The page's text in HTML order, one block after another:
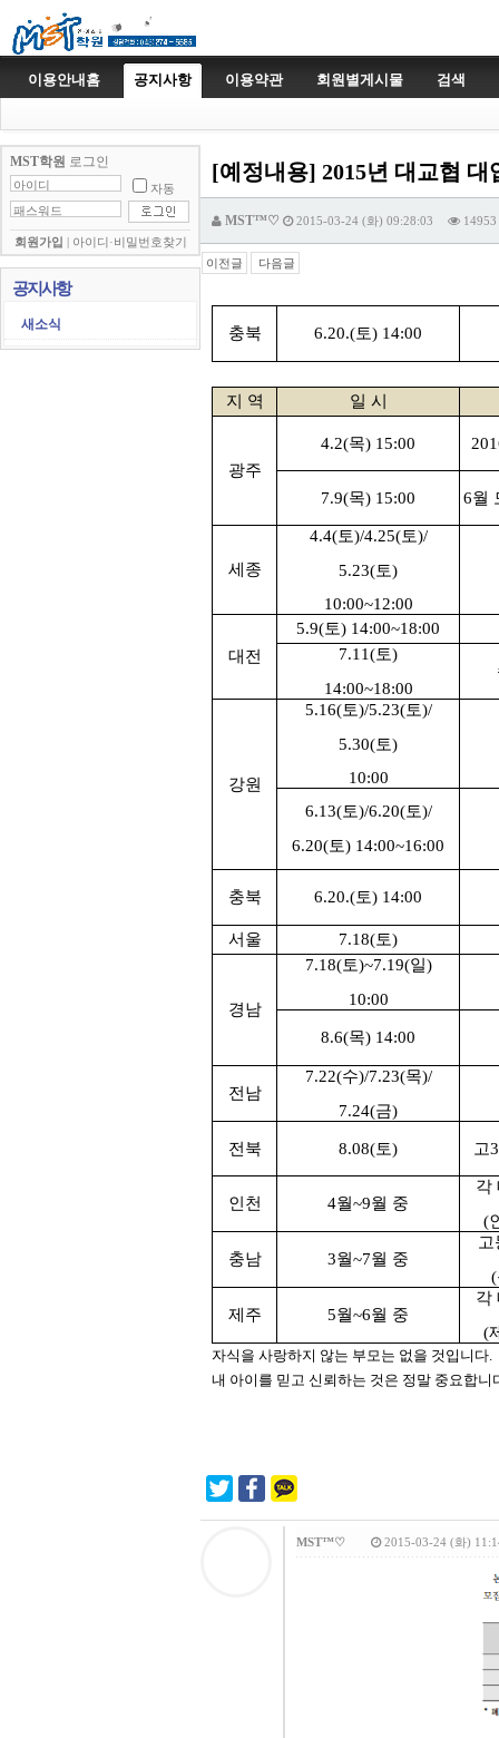
이용안내홈 공지사항 이용약관 회원별게시물 검색
MST학원 로그인
자동
회원가입 아이디·비밀번호찾기
공지사항
새소식
[예정내용] 2015년 대교협
MST™♡ 2015-03-24 (화) 09:28:03 14953
이전글 다음글
충북 6.20.(토) 14:00
지 역 일 시
광주
4.2(목) 15:00
7.9(목) 15:00 6월
세종
4.4(토)/4.25(토)/
5.23(토)
10:00~12:00
대전
5.9(토) 14:00~18:00
7.11(토)
14:00~18:00
강원
5.16(토)/5.23(토)/
5.30(토)
10:00
6.13(토)/6.20(토)/
6.20(토) 14:00~16:00
충북 6.20.(토) 14:00
서울 7.18(토)
경남
7.18(토)~7.19(일)
10:00
8.6(목) 14:00
전남
7.22(수)/7.23(목)/
7.24(금)
전북 8.08(토) 고
인천 4월~9월 중
각
(
충남 3월~7월 중
(
제주 5월~6월 중
각
(
자식을 사랑하지 않는 부모는 없을 것입니다.
내 아이를 믿고 신뢰하는 것은 정말 중요합니
MST™♡ 2015-03-24 (화)